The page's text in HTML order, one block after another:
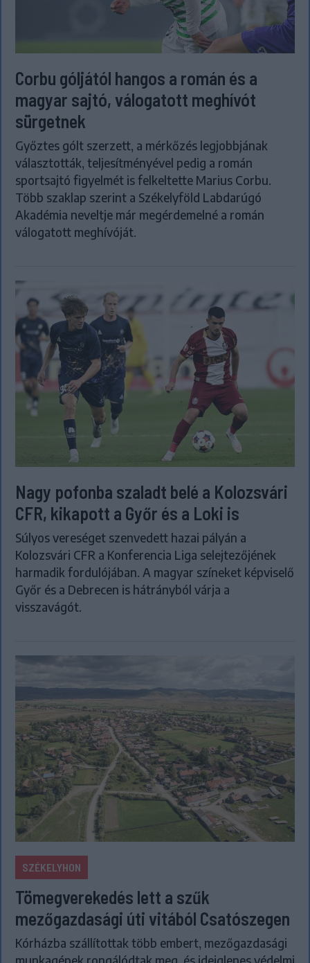
Corbu góljától hangos a román és a
magyar sajtó, válogatott meghívót
sürgetnek
Győztes gólt szerzett, a mérkőzés legjobbjának
választották, teljesítményével pedig a román
sportsajtó figyelmét is felkeltette Marius Corbu.
Több szaklap szerint a Székelyföld Labdarúgó
Akadémia neveltje már megérdemelné a román
válogatott meghívóját.
Nagy pofonba szaladt belé a Kolozsvári
CFR, kikapott a Győr és a Loki is
Súlyos vereséget szenvedett hazai pályán a
Kolozsvári CFR a Konferencia Liga selejtezőjének
harmadik fordulójában. A magyar színeket képviselő
Győr és a Debrecen is hátrányból várja a
visszavágót.
SZÉKELYHON
Tömegverekedés lett a szűk
mezőgazdasági úti vitából Csatószegen
Kórházba szállítottak több embert, mezőgazdasági